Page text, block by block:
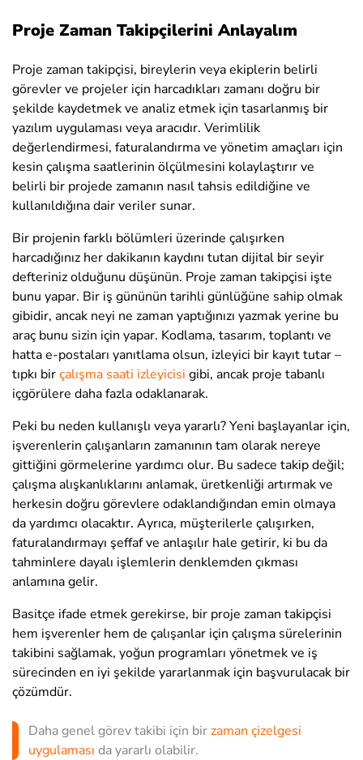
Proje Zaman Takipçilerini Anlayalım
Proje zaman takipçisi, bireylerin veya ekiplerin belirli
görevler ve projeler için harcadıkları zamanı doğru bir
şekilde kaydetmek ve analiz etmek için tasarlanmış bir
yazılım uygulaması veya aracıdır. Verimlilik
değerlendirmesi, faturalandırma ve yönetim amaçları için
kesin çalışma saatlerinin ölçülmesini kolaylaştırır ve
belirli bir projede zamanın nasıl tahsis edildiğine ve
kullanıldığına dair veriler sunar.
Bir projenin farklı bölümleri üzerinde çalışırken
harcadığınız her dakikanın kaydını tutan dijital bir seyir
defteriniz olduğunu düşünün. Proje zaman takipçisi işte
bunu yapar. Bir iş gününün tarihli günlüğüne sahip olmak
gibidir, ancak neyi ne zaman yaptığınızı yazmak yerine bu
araç bunu sizin için yapar. Kodlama, tasarım, toplantı ve
hatta e-postaları yanıtlama olsun, izleyici bir kayıt tutar –
tıpkı birçalışma saati izleyicisi gibi, ancak proje tabanlı
içgörülere daha fazla odaklanarak.
Peki bu neden kullanışlı veya yararlı? Yeni başlayanlar için,
işverenlerin çalışanların zamanının tam olarak nereye
gittiğini görmelerine yardımcı olur. Bu sadece takip değil;
çalışma alışkanlıklarını anlamak, üretkenliği artırmak ve
herkesin doğru görevlere odaklandığından emin olmaya
da yardımcı olacaktır. Ayrıca, müşterilerle çalışırken,
faturalandırmayı şeffaf ve anlaşılır hale getirir, ki bu da
tahminlere dayalı işlemlerin denklemden çıkması
anlamına gelir.
Basitçe ifade etmek gerekirse, bir proje zaman takipçisi
hem işverenler hem de çalışanlar için çalışma sürelerinin
takibini sağlamak, yoğun programları yönetmek ve iş
sürecinden en iyi şekilde yararlanmak için başvurulacak bir
çözümdür.
Daha genel görev takibi için birzaman çizelgesi
uygulaması da yararlı olabilir.